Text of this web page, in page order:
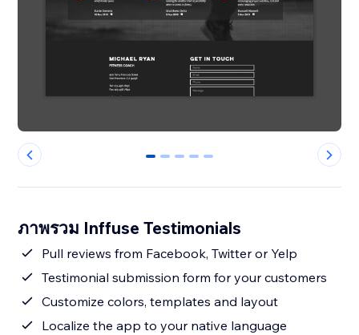
0 1 2 3 4
ภาพรวม Inffuse Testimonials
Pull reviews from Facebook, Twitter or Yelp
Testimonial submission form for your customers
Customize colors, templates and layout
Localize the app to your native language